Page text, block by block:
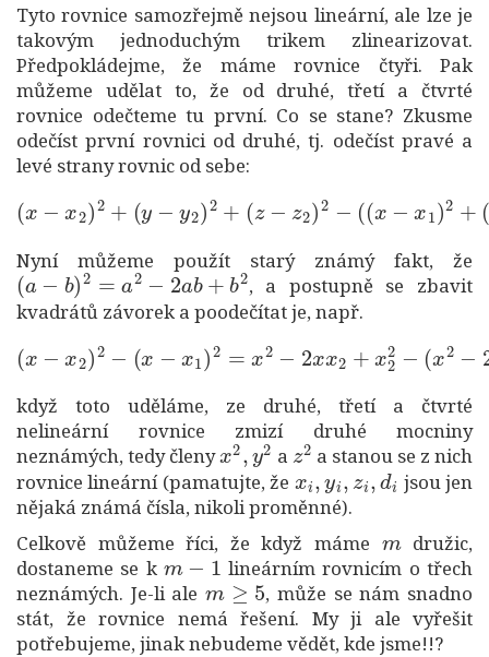
Tyto rovnice samozřejmě nejsou lineární, ale lze je
takovým jednoduchým trikem zlinearizovat.
Předpokládejme, že máme rovnice čtyři. Pak
můžeme udělat to, že od druhé, třetí a čtvrté
rovnice odečteme tu první. Co se stane? Zkusme
odečíst první rovnici od druhé, tj. odečíst pravé a
levé strany rovnic od sebe:
−x 2 2+ 2) + (z 2− −x
y −y (z− z 1) 22− 12
Nyní můžeme použít starý známý fakt, že
(a−b 2=a2−2a +b2
, a postupně se zbavit
kvadrátů závorek a poodečítat je, např.
x− 2) x1 x 2x +x 2
−2 x1 )=( − 2 2 −x 2
když toto uděláme, ze druhé, třetí a čtvrté
nelineární rovnice zmizí druhé mocniny
neznámých, tedy členy
x2,y2
a
2
a stanou se z nich
rovnice lineární (pamatujte, že
xi ,y i,zi,di
jsou jen
nějaká známá čísla, nikoli proměnné).
Celkově můžeme říci, že když máme
družic,
dostaneme se k
m −1
lineárním rovnicím o třech
neznámých. Je-li ale
m ≥5
, může se nám snadno
stát, že rovnice nemá řešení. My ji ale vyřešit
potřebujeme, jinak nebudeme vědět, kde jsme!!?